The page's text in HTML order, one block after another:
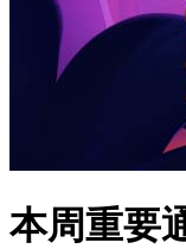
本周重要